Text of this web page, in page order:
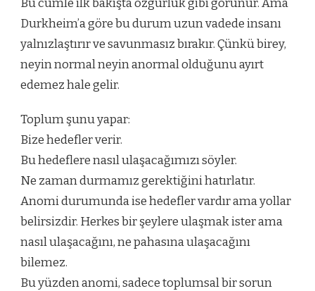
Durkheim’a göre bu durum uzun vadede insanı
yalnızlaştırır ve savunmasız bırakır. Çünkü birey,
neyin normal neyin anormal olduğunu ayırt
edemez hale gelir.
Toplum şunu yapar:
Bize hedefler verir.
Bu hedeflere nasıl ulaşacağımızı söyler.
Ne zaman durmamız gerektiğini hatırlatır.
Anomi durumunda ise hedefler vardır ama yollar
belirsizdir. Herkes bir şeylere ulaşmak ister ama
nasıl ulaşacağını, ne pahasına ulaşacağını
bilemez.
Bu yüzden anomi, sadece toplumsal bir sorun